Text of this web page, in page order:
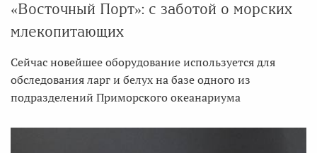
«Восточный Порт»: с заботой о морских
млекопитающих
Сейчас новейшее оборудование используется для
обследования ларг и белух на базе одного из
подразделений Приморского океанариума